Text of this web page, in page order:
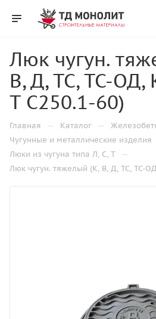
Люк чугун.
В, Д, ТС, ТС-ОД,
Т С250.1-60)
Главная — Каталог —
Чугунные и металлические изделия
Люки из чугуна типа Л, С, Т —
Люк чугун. тяжелый (К, В, Д, ТС, ТС-